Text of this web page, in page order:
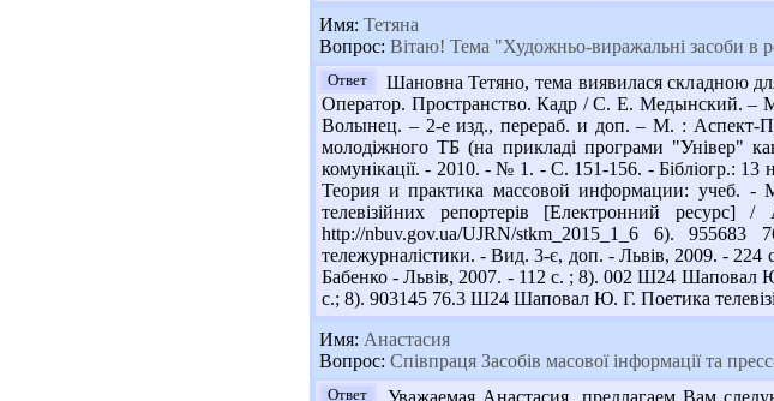
Имя: Тетяна
Вопрос: Вітаю! Тема "Художньо-виражальні засоби в
Ответ
Шановна Тетяно, тема виявилася складною
Оператор. Пространство. Кадр / С. Е. Медынский.
Волынец. – 2-е изд., перераб. и доп. – М. : Аспект-
молодіжного ТБ (на прикладі програми "Універ"
комунікації. - 2010. - № 1. - С. 151-156. - Бібліогр.:
Теория и практика массовой информации: учеб. -
телевізійних репортерів [Електронний
http://nbuv.gov.ua/UJRN/stkm_2015_1_6 6).
тележурналістики. - Вид. 3-є, доп. - Львів, 2009. -
Бабенко - Львів, 2007. - 112 с. ; 8). 002 Ш24 Шаповал
с.; 8). 903145 76.3 Ш24 Шаповал Ю. Г. Поетика
Имя: Анастасия
Вопрос: Співпраця Засобів масової інформації та
Ответ
Уважаемая Анастасия, предлагаем Вам